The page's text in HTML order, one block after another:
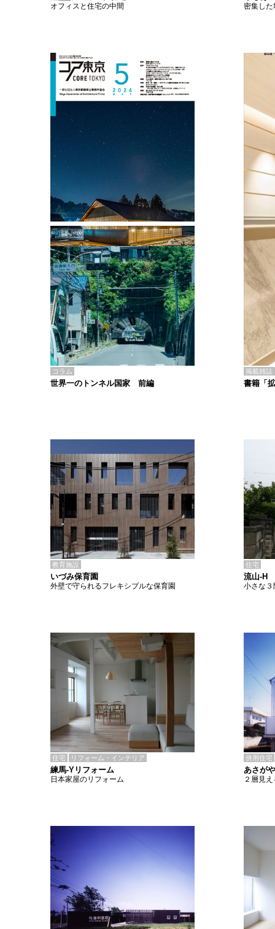
オフィスと住宅の中間 密集した
掲載雑誌
書籍「
掲載雑誌・書籍
『街歩き研修「アールデコとモダニズ
ム、和風バロック」』のレポート記事が
掲載
コラム
世界一のトンネル国家 前編
教育施設
いづみ保育園
外壁で守られるフレキシブルな保育園
住宅
流山-H
小さな３
住宅 リフォーム・インテリア
練馬-Yリフォーム
日本家屋のリフォーム
併用住宅
あさが
２層見